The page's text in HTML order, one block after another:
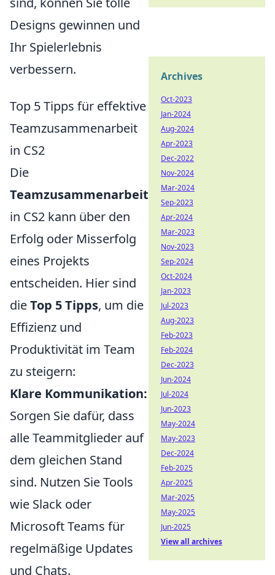
Designs gewinnen und
Ihr Spielerlebnis
verbessern.
Top 5 Tipps für effektive
Teamzusammenarbeit
in CS2
Die
Teamzusammenarbeit
in CS2 kann über den
Erfolg oder Misserfolg
eines Projekts
entscheiden. Hier sind
dieTop 5 Tipps, um die
Effizienz und
Produktivität im Team
zu steigern:
Klare Kommunikation:
Sorgen Sie dafür, dass
alle Teammitglieder auf
dem gleichen Stand
sind. Nutzen Sie Tools
wie Slack oder
Microsoft Teams für
regelmäßige Updates
und Chats.
Archives
Oct-2023
Jan-2024
Aug-2024
Apr-2023
Dec-2022
Nov-2024
Mar-2024
Sep-2023
Apr-2024
Mar-2023
Nov-2023
Sep-2024
Oct-2024
Jan-2023
Jul-2023
Aug-2023
Feb-2023
Feb-2024
Dec-2023
Jun-2024
Jul-2024
Jun-2023
May-2024
May-2023
Dec-2024
Feb-2025
Apr-2025
Mar-2025
May-2025
Jun-2025
View all archives